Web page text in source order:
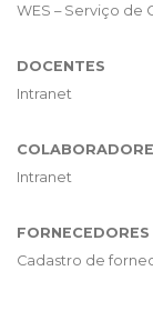
WES – Serviço de
DOCENTES
Intranet
Intranet
FORNECEDORES
Cadastro de